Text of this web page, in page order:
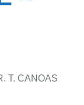
T. CANOAS